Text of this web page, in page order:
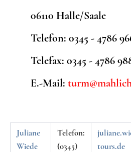
06110 Halle/Saale
Telefon: 0345 - 4786
Telefax: 0345 - 4786
E.-Mail: turm
Juliane
Wiede
Telefon:
(0345)
tours.de